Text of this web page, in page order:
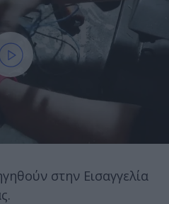
στην Εισαγγελία